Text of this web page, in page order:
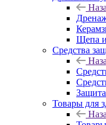
Щепа и
Средства
Товары для